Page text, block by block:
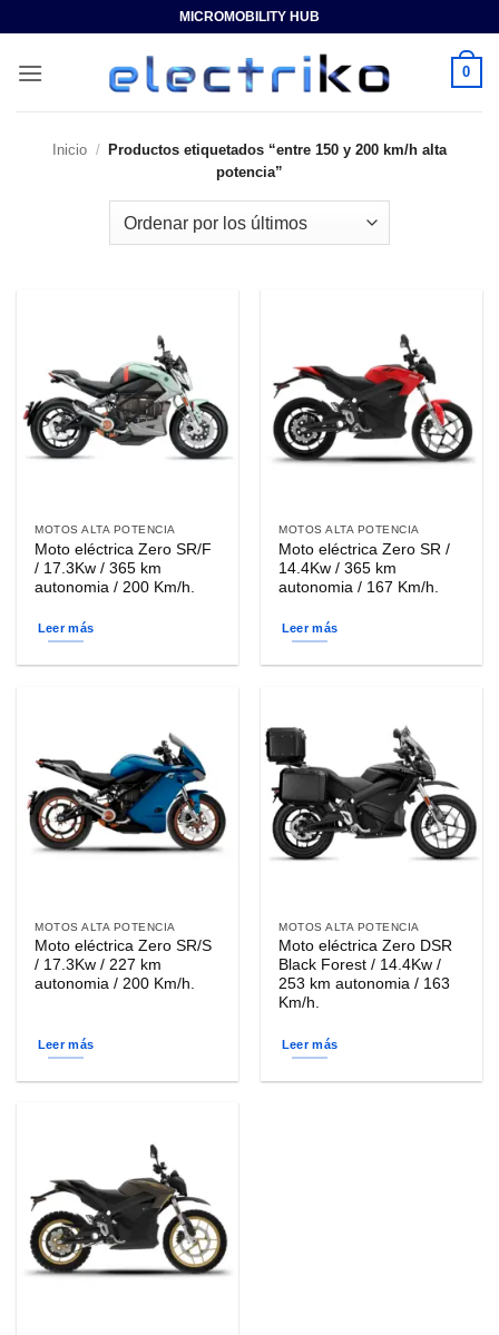
contenido
MICROMOBILITY HUB
0
Inicio /
Productos etiquetados “entre 150 y 200 km/h alta
potencia”
MOTOS ALTA POTENCIA
Moto eléctrica Zero SR/F
/ 17.3Kw / 365 km
autonomia / 200 Km/h.
Leer más
MOTOS ALTA POTENCIA
Moto eléctrica Zero SR /
14.4Kw / 365 km
autonomia / 167 Km/h.
Leer más
MOTOS ALTA POTENCIA
Moto eléctrica Zero SR/S
/ 17.3Kw / 227 km
autonomia / 200 Km/h.
Leer más
MOTOS ALTA POTENCIA
Moto eléctrica Zero DSR
Black Forest / 14.4Kw /
253 km autonomia / 163
Km/h.
Leer más